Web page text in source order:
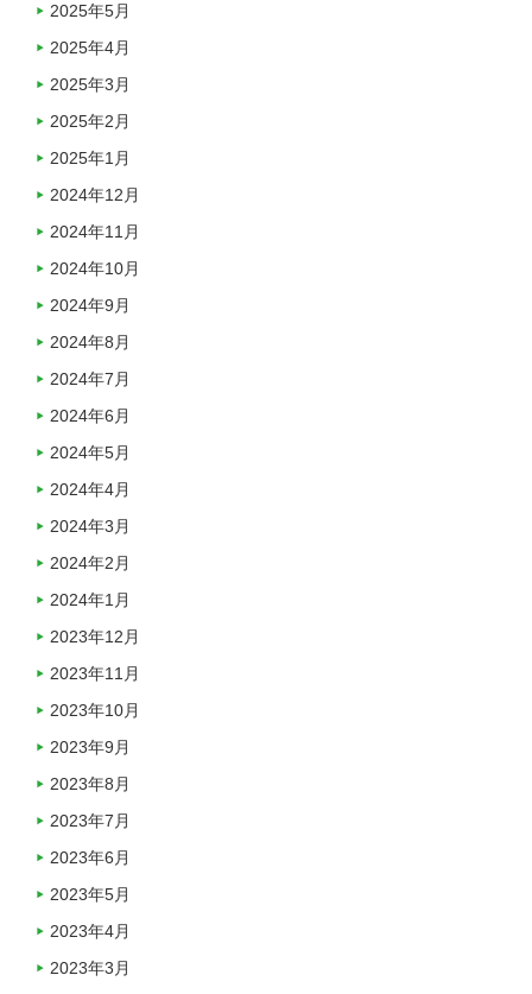
2025年5月
2025年4月
2025年3月
2025年2月
2025年1月
2024年12月
2024年11月
2024年10月
2024年9月
2024年8月
2024年7月
2024年6月
2024年5月
2024年4月
2024年3月
2024年2月
2024年1月
2023年12月
2023年11月
2023年10月
2023年9月
2023年8月
2023年7月
2023年6月
2023年5月
2023年4月
2023年3月